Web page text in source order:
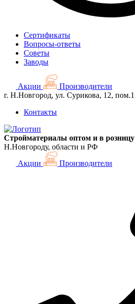
Сертификаты
Вопросы-ответы
Советы
Заводы
Акции
Производители
г. Н.Новгород, ул. Сурикова, 12, пом.1
Контакты
Стройматериалы оптом и в розницу
Н.Новгороду, области и РФ
Акции
Производители